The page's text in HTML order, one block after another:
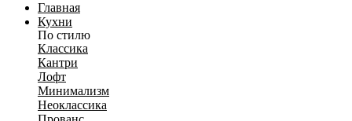
Главная
Кухни
По стилю
Классика
Кантри
Лофт
Минимализм
Неоклассика